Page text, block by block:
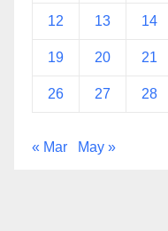
12 13 14
19 20 21
26 27 28
« Mar May »